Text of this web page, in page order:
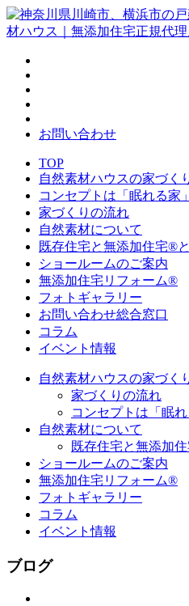
お問い合わせ
TOP
自然素材ハウスの家づく
コンセプトは「眠れる家
家づくりの流れ
自然素材について
既存住宅と無添加住宅®
ショールームのご案内
無添加住宅リフォーム®
フォトギャラリー
お問い合わせ総合窓口
コラム
イベント情報
自然素材ハウスの家づく
家づくりの流れ
コンセプトは「眠
自然素材について
既存住宅と無添加
ショールームのご案内
無添加住宅リフォーム®
フォトギャラリー
コラム
イベント情報
ブログ